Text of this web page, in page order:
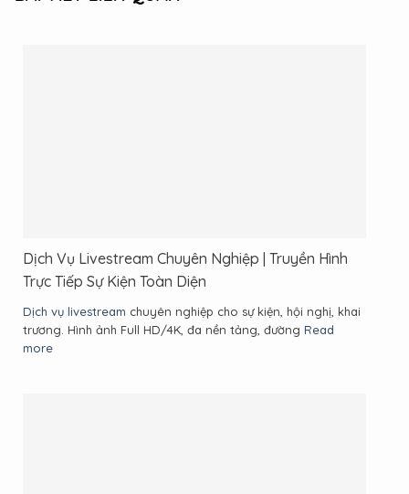
Dịch Vụ Livestream Chuyên Nghiệp | Truyền Hình
Trực Tiếp Sự Kiện Toàn Diện
Dịch vụ livestream chuyên nghiệp cho sự kiện, hội nghị, khai
trương. Hình ảnh Full HD/4K, đa nền tảng, đường Read
more